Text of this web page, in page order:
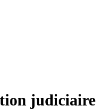
judiciaire